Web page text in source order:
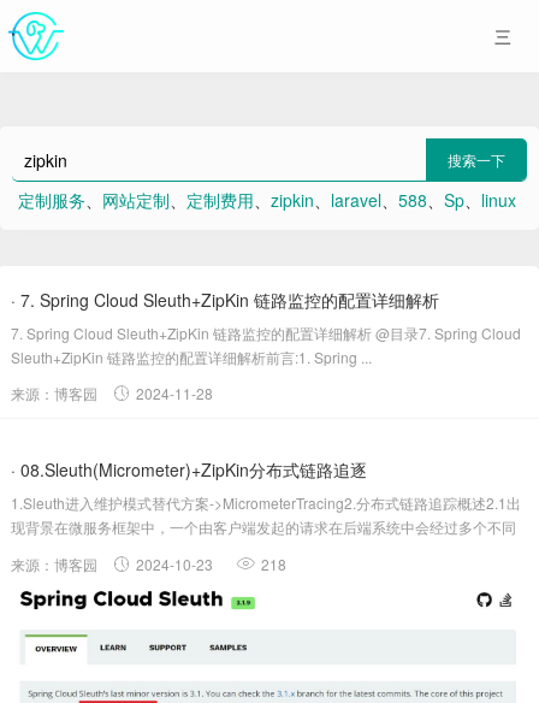
搜索一下
定制服务、 网站定制、 定制费用、 zipkin、 laravel、 588、 Sp、 linux
· 7. Spring Cloud Sleuth+ZipKin 链路监控的配置详细解析
7. Spring Cloud Sleuth+ZipKin 链路监控的配置详细解析 @目录7. Spring Cloud
Sleuth+ZipKin 链路监控的配置详细解析前言:1. Spring ...
来源：博客园
2024-11-28
· 08.Sleuth(Micrometer)+ZipKin分布式链路追逐
1.Sleuth进入维护模式替代方案->MicrometerTracing2.分布式链路追踪概述2.1出
现背景在微服务框架中，一个由客户端发起的请求在后端系统中会经过多个不同
布式服务调用链路，链路中的任何一环出现高延时或...
来源：博客园 2024-10-23 218